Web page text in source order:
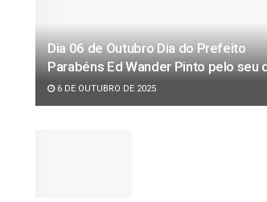
Dia 06 de Outubro Dia do Prefeito
Parabéns Ed Wander Pinto pelo seu
6 DE OUTUBRO DE 2025